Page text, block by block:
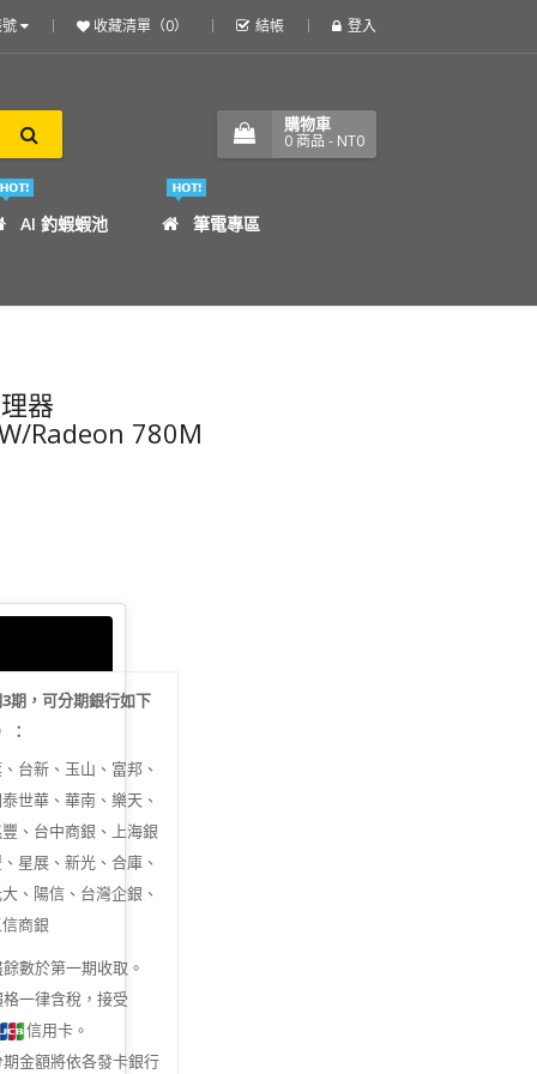
收藏清單（0） 結帳 登入
購物車
0商品 - NT0
AI 釣蝦蝦池 筆電專區
器
Radeon 780M
3期，可分期銀行如下
：
台新、玉山、富邦、
世華、華南、樂天、
、台中商銀、上海銀
星展、新光、合庫、
、陽信、台灣企銀、
商銀
數於第一期收取。
一律含稅，接受
信用卡。
金額將依各發卡銀行